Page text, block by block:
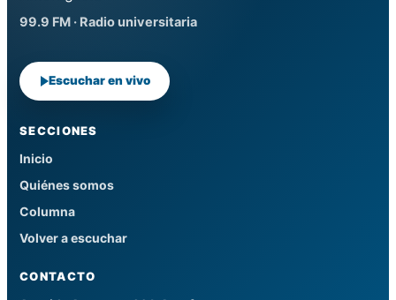
99.9 FM · Radio universitaria
Escuchar en vivo
SECCIONES
Inicio
Quiénes somos
Columna
Volver a escuchar
CONTACTO